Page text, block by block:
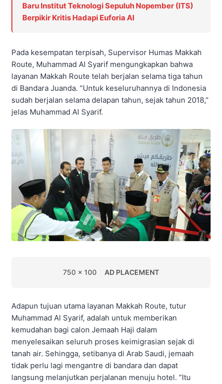
Baru Institut Teknologi Sepuluh Nopember (ITS)
Berpikir Kritis Hadapi Euforia AI
Pada kesempatan terpisah, Supervisor Humas Makkah
Route, Muhammad Al Syarif mengungkapkan bahwa
layanan Makkah Route telah berjalan selama tiga tahun
di Bandara Juanda. “Untuk keseluruhannya di Indonesia
sudah berjalan selama delapan tahun, sejak tahun 2018,”
jelas Muhammad Al Syarif.
750 x 100 AD PLACEMENT
Adapun tujuan utama layanan Makkah Route, tutur
Muhammad Al Syarif, adalah untuk memberikan
kemudahan bagi calon Jemaah Haji dalam
menyelesaikan seluruh proses keimigrasian sejak di
tanah air. Sehingga, setibanya di Arab Saudi, jemaah
tidak perlu lagi mengantre di bandara dan dapat
langsung melanjutkan perjalanan menuju hotel. “Itu